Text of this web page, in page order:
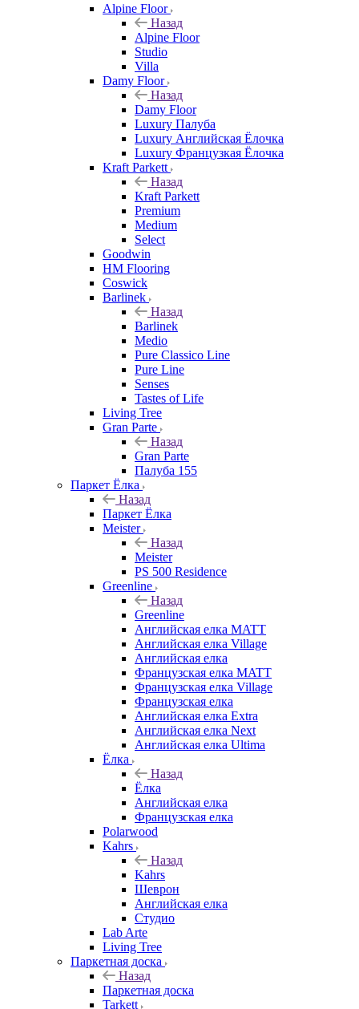
Alpine Floor
Назад
Alpine Floor
Studio
Villa
Damy Floor
Назад
Damy Floor
Luxury Палуба
Luxury Английская Ёлочка
Luxury Французкая Ёлочка
Kraft Parkett
Назад
Kraft Parkett
Premium
Medium
Select
Goodwin
HM Flooring
Coswick
Barlinek
Назад
Barlinek
Medio
Pure Classico Line
Pure Line
Senses
Tastes of Life
Living Tree
Gran Parte
Назад
Gran Parte
Палуба 155
Паркет Ёлка
Назад
Паркет Ёлка
Meister
Назад
Meister
PS 500 Residence
Greenline
Назад
Greenline
Английская елка MATT
Английская елка Village
Английская елка
Французская елка MATT
Французская елка Village
Французская елка
Английская елка Extra
Английская елка Next
Английская елка Ultima
Ёлка
Назад
Ёлка
Английская елка
Французская елка
Polarwood
Kahrs
Назад
Kahrs
Шеврон
Английская елка
Студио
Lab Arte
Living Tree
Паркетная доска
Назад
Паркетная доска
Tarkett